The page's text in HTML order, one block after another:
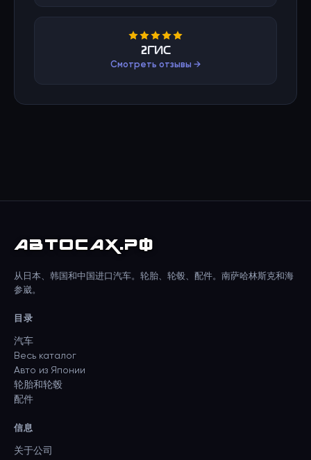
2ГИС
Смотреть отзывы →
АВТОСАХ.РФ
从日本、韩国和中国进口汽车。轮胎、轮毂、配件。南萨哈林斯克和海
参崴。
目录
汽车
Весь каталог
Авто из Японии
轮胎和轮毂
配件
信息
关于公司